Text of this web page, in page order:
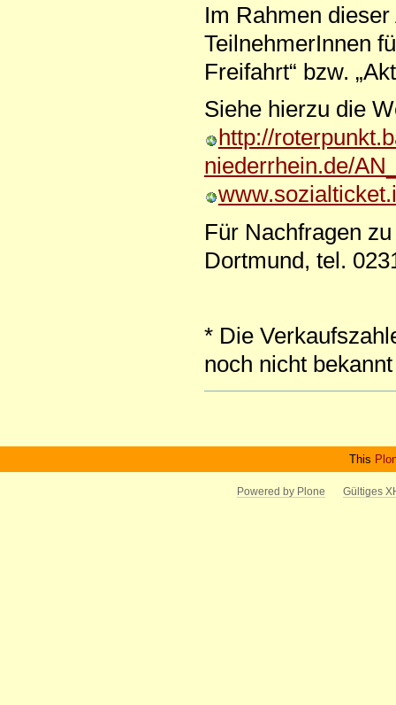
Im Rahmen
TeilnehmerInnen
Freifahrt“ bzw.
Siehe hierzu die
http://
niederrhein.de/
Für Nachfragen
Dortmund, tel.
* Die
noch nicht
This
Powered by Plone Gültiges